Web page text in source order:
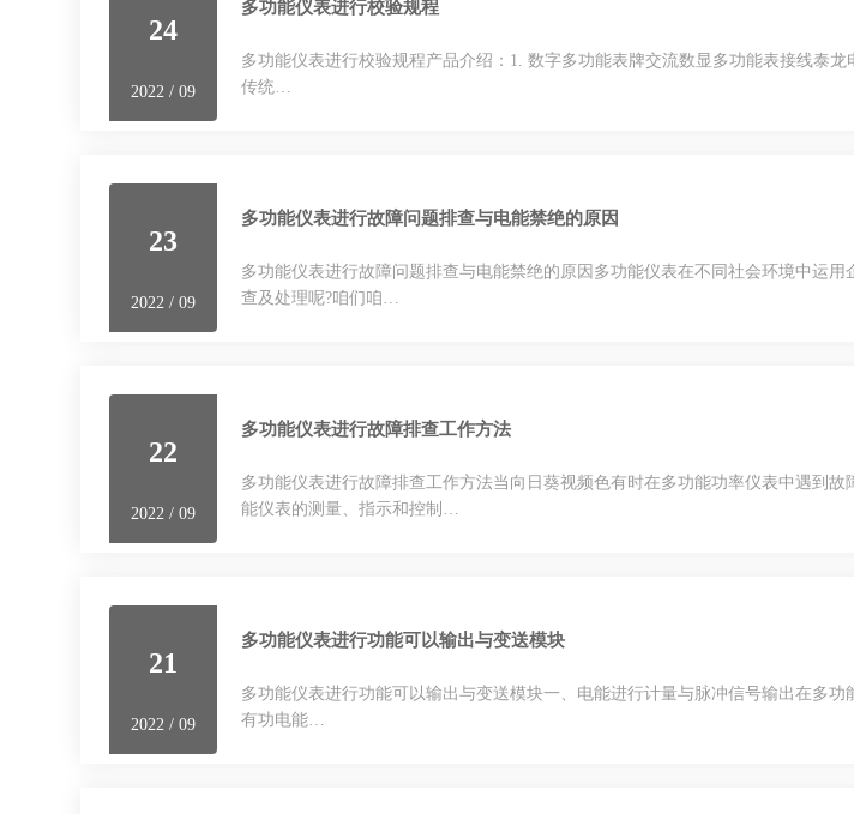
24
2022 / 09
多功能仪表进行校验规程
多功能仪表进行校验规程产品介绍：1. 数字多功能表牌交流数显多功能表接线泰龙
传统…
23
2022 / 09
多功能仪表进行故障问题排查与电能禁绝的原因
多功能仪表进行故障问题排查与电能禁绝的原因多功能仪表在不同社会环境中运用
查及处理呢?咱们咱…
22
2022 / 09
多功能仪表进行故障排查工作方法
多功能仪表进行故障排查工作方法当向日葵视频色有时在多功能功率仪表中遇到故障时
能仪表的测量、指示和控制…
21
2022 / 09
多功能仪表进行功能可以输出与变送模块
多功能仪表进行功能可以输出与变送模块一、电能进行计量与脉冲信号输出在多功
有功电能…